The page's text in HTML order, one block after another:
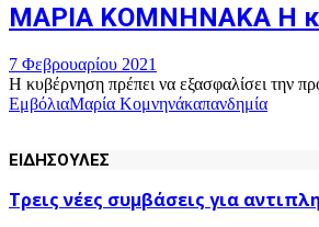
MΑΡΙΑ ΚΟΜΝΗΝΑΚΑ H
7 Φεβρουαρίου 2021
Η κυβέρνηση πρέπει να εξασφαλίσει την
ΕμβόλιαΜαρία Κομνηνάκαπανδημία
ΕΙΔΗΣΟΥΛΕΣ
Τρεις νέες συμβάσεις για